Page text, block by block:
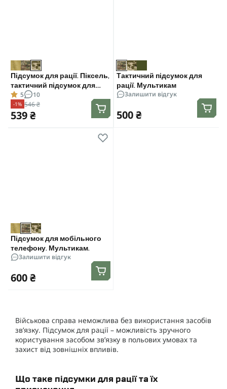
Підсумок для рації. Піксель,
тактичний підсумок для
Motorola 4400/4800
5 10
-1% 546 ₴
539 ₴
Тактичний підсумок для
рації. Мультикам
Залишити відгук
500 ₴
Підсумок для мобільного
телефону. Мультикам.
Залишити відгук
600 ₴
Військова справа неможлива без використання засобів
зв’язку. Підсумок для рації – можливість зручного
користування засобом зв’язку в польових умовах та
захист від зовнішніх впливів.
Що таке підсумки для рації та їх